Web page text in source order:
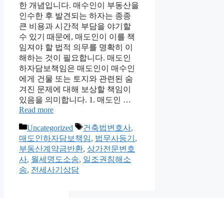
한 개념입니다. 매수인이 부동산을
인수한 후 발견되는 하자는 종종
큰 비용과 시간적 부담을 야기할
수 있기 때문에, 매도인이 이를 책
임져야 할 법적 의무를 명확히 이
해하는 것이 필요합니다. 매도인
하자담보책임은 매도인이 매수인
에게 건물 또는 토지와 관련된 숨
겨진 문제에 대해 보상할 책임이
있음을 의미합니다. 1. 매도인 …
Read more
Categories
Uncategorized Tags
건축법변호사,
매도인하자담보책임, 법무사등기 ,
부동산계약금반환, 상가전문변호
사, 월세명도소송, 일조권침해소
송, 전세사기상담